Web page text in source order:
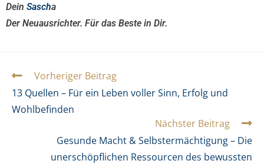
Dein Sascha
Der Neuausrichter. Für das Beste in Dir.
Vorheriger Beitrag
13 Quellen – Für ein Leben voller Sinn, Erfolg und
Wohlbefinden
Nächster Beitrag
Gesunde Macht & Selbstermächtigung – Die
unerschöpflichen Ressourcen des bewussten